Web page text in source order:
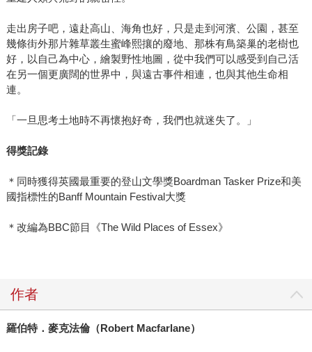
走出房子吧，遠赴高山、海角也好，只是走到河濱、公園，甚至
幾條街外那片雜草叢生蜜峰熙攘的廢地、那株有鳥築巢的老樹也
好，以自己為中心，繪製野性地圖，從中我們可以感受到自己活
在另一個更廣闊的世界中，與遠古事件相連，也與其他生命相
連。
「一旦思考土地時不再懷抱好奇，我們也就迷失了。」
得獎記錄
＊同時獲得英國最重要的登山文學獎Boardman Tasker Prize和美
國指標性的Banff Mountain Festival大獎
＊改編為BBC節目《The Wild Places of Essex》
作者
羅伯特．麥克法倫（Robert Macfarlane）